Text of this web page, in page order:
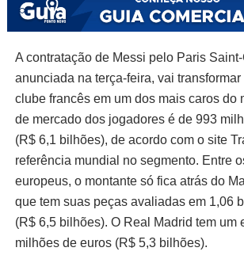
A contratação de Messi pelo Paris
anunciada na terça-feira, vai
clube francês em um dos mais caros do
de mercado dos jogadores é de 993
(R$ 6,1 bilhões), de acordo com o site
referência mundial no segmento. Entre
europeus, o montante só fica atrás do
que tem suas peças avaliadas em 1,06
(R$ 6,5 bilhões). O Real Madrid tem um
milhões de euros (R$ 5,3 bilhões).